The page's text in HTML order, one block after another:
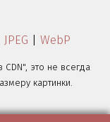
JPEG | WebP
CDN", это не всегда
картинки.